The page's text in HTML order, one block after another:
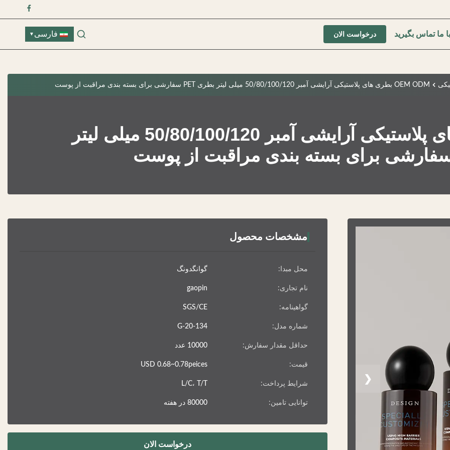
با ما تماس بگیرید درخواست الان فارسی ▼
OEM ODM بطری های پلاستیکی آرایشی آمبر 50/80/100/120 میلی لیتر بطری PET سفارشی برای بسته بندی مراقبت از پوست
OEM ODM بطری های پلاستیکی آرایشی آمبر 50/80/100/120 میلی لیتر
❮
مشخصات محصول
محل مبدا: گوانگدونگ
نام تجاری: gaopin
گواهینامه: SGS/CE
شماره مدل: G-20-134
حداقل مقدار سفارش: 10000 عدد
قیمت: USD 0.68~0.78peices
شرایط پرداخت: L/C، T/T
توانایی تامین: 80000 در هفته
درخواست الان